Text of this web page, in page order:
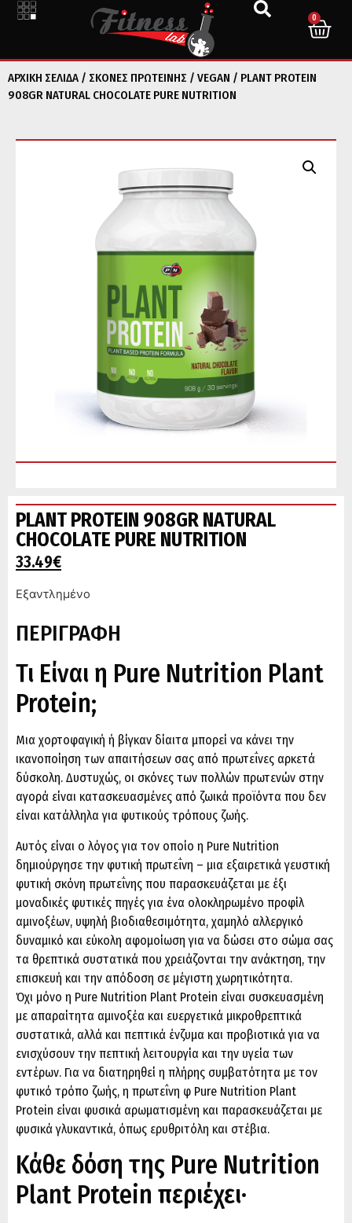
0
ΑΡΧΙΚΉ ΣΕΛΊΔΑ / ΣΚΟΝΕΣ ΠΡΩΤΕΙΝΗΣ / VEGAN / PLANT PROTEIN
908GR NATURAL CHOCOLATE PURE NUTRITION
PLANT PROTEIN 908GR NATURAL
CHOCOLATE PURE NUTRITION
33.49€
Εξαντλημένο
ΠΕΡΙΓΡΑΦΗ
Τι Είναι η Pure Nutrition Plant
Protein;
Μια χορτοφαγική ή βίγκαν δίαιτα μπορεί να κάνει την
ικανοποίηση των απαιτήσεων σας από πρωτεΐνες αρκετά
δύσκολη. Δυστυχώς, οι σκόνες των πολλών πρωτεἰνών στην
αγορά είναι κατασκευασμένες από ζωικά προϊόντα που δεν
είναι κατάλληλα για φυτικούς τρόπους ζωής.
Αυτός είναι ο λόγος για τον οποίο η Pure Nutrition
δημιούργησε την φυτική πρωτεΐνη – μια εξαιρετικά γευστική
φυτική σκόνη πρωτεΐνης που παρασκευάζεται με έξι
μοναδικές φυτικές πηγές για ένα ολοκληρωμένο προφίλ
αμινοξέων, υψηλή βιοδιαθεσιμότητα, χαμηλό αλλεργικό
δυναμικό και εύκολη αφομοίωση για να δώσει στο σώμα σας
τα θρεπτικά συστατικά που χρειάζονται την ανάκτηση, την
επισκευή και την απόδοση σε μέγιστη χωρητικότητα.
Όχι μόνο η Pure Nutrition Plant Protein είναι συσκευασμένη
με απαραίτητα αμινοξέα και ευεργετικά μικροθρεπτικά
συστατικά, αλλά και πεπτικά ένζυμα και προβιοτικά για να
ενισχύσουν την πεπτική λειτουργία και την υγεία των
εντέρων. Για να διατηρηθεί η πλήρης συμβατότητα με τον
φυτικό τρόπο ζωής, η πρωτεΐνη φ Pure Nutrition Plant
Protein είναι φυσικά αρωματισμένη και παρασκευάζεται με
φυσικά γλυκαντικά, όπως ερυθριτόλη και στέβια.
Κάθε δόση της Pure Nutrition
Plant Protein περιέχει·